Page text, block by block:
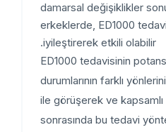
damarsal
erkeklerde, ED1000
iyileştirerek etkili
ED1000 tedavisinin
durumlarının farklı
ile görüşerek ve
sonrasında bu